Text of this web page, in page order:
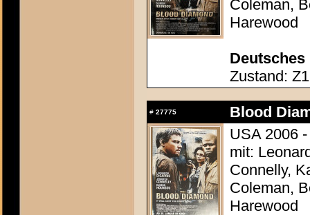
Coleman,
Harewood
Deutsches
Zustand:
# 27775
Blood
USA 2006
mit:
Connelly,
Coleman,
Harewood